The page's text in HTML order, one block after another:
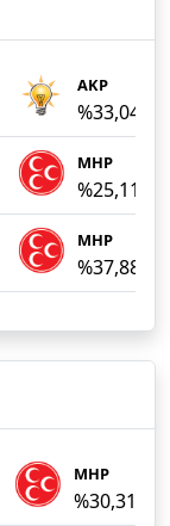
AKP
%33,04
MHP
%25,11
MHP
%37,88
MHP
%30,31